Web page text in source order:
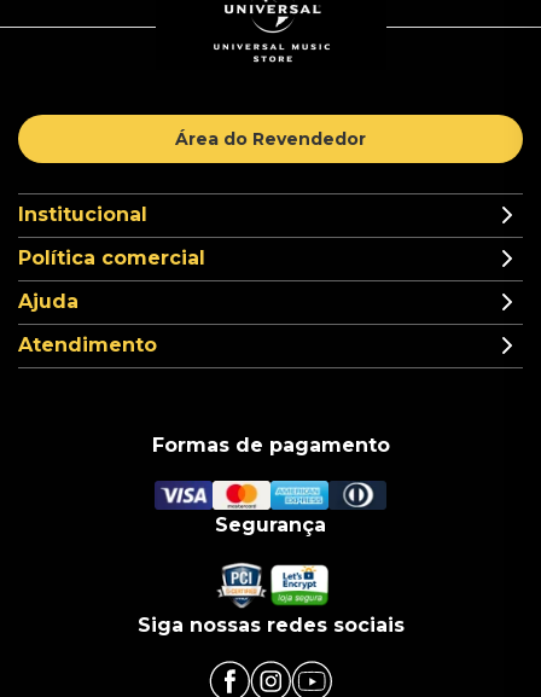
Área do Revendedor
Institucional
Política comercial
Ajuda
Atendimento
Formas de pagamento
Segurança
Siga nossas redes sociais